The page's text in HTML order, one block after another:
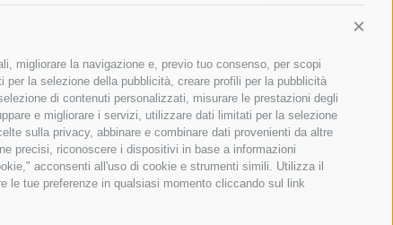
migliorare la navigazione e, previo tuo consenso, per scopi
la selezione della pubblicità, creare profili per la pubblicità
di contenuti personalizzati, misurare le prestazioni degli
e migliorare i servizi, utilizzare dati limitati per la selezione
sulla privacy, abbinare e combinare dati provenienti da altre
precisi, riconoscere i dispositivi in base a informazioni
acconsenti all'uso di cookie e strumenti simili. Utilizza il
le tue preferenze in qualsiasi momento cliccando sul link